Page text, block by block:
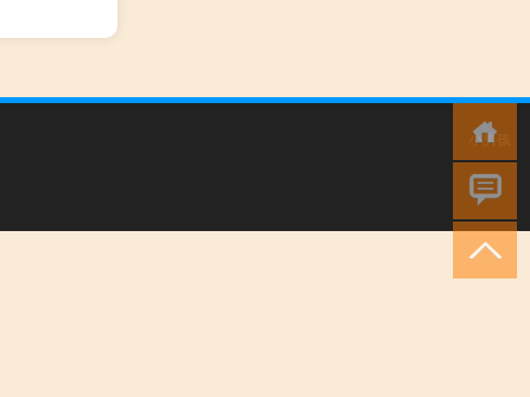
小男孩